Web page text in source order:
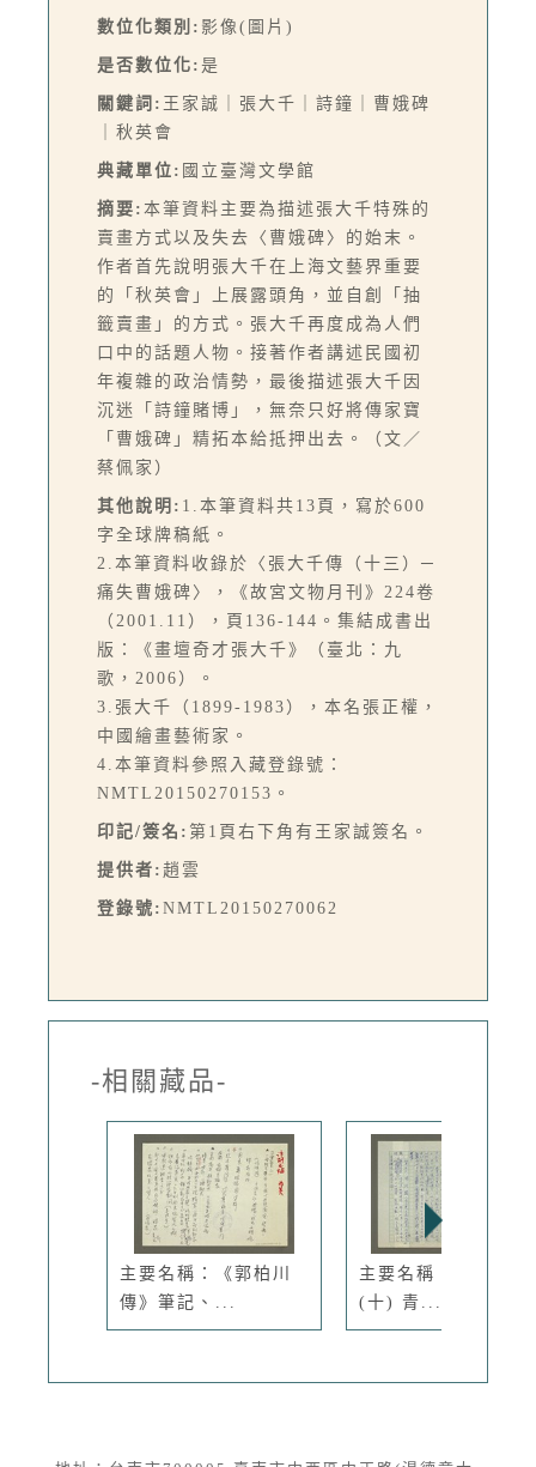
數位化類別: 影像(圖片)
是否數位化: 是
關鍵詞: 王家誠｜張大千｜詩鐘｜曹娥碑
｜秋英會
典藏單位: 國立臺灣文學館
摘要: 本筆資料主要為描述張大千特殊的
賣畫方式以及失去〈曹娥碑〉的始末。
作者首先說明張大千在上海文藝界重要
的「秋英會」上展露頭角，並自創「抽
籤賣畫」的方式。張大千再度成為人們
口中的話題人物。接著作者講述民國初
年複雜的政治情勢，最後描述張大千因
沉迷「詩鐘賭博」，無奈只好將傳家寶
「曹娥碑」精拓本給抵押出去。（文／
蔡佩家）
其他說明: 1.本筆資料共13頁，寫於600
字全球牌稿紙。
2.本筆資料收錄於〈張大千傳（十三）─
痛失曹娥碑〉，《故宮文物月刊》224卷
（2001.11），頁136-144。集結成書出
版：《畫壇奇才張大千》（臺北：九
歌，2006）。
3.張大千（1899-1983），本名張正權，
中國繪畫藝術家。
4.本筆資料參照入藏登錄號：
NMTL20150270153。
印記/簽名: 第1頁右下角有王家誠簽名。
提供者: 趙雲
登錄號: NMTL20150270062
-相關藏品-
主要名稱：《郭柏川
傳》筆記、...
主要名稱：徐渭傳：
(十) 青...